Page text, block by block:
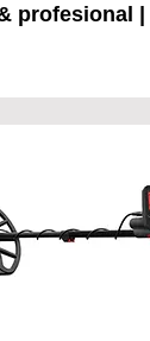
profesional |